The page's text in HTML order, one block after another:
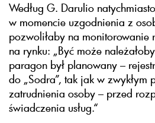
Według G. Darulio
w momencie uzgodnienia z
pozwoliłaby na monitorowanie
na rynku: „Być może
paragon był planowany –
do „Sodra”, tak jak w zwykłym
zatrudnienia osoby – przed
świadczenia usług.“